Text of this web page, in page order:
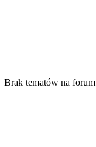
Brak tematów na forum